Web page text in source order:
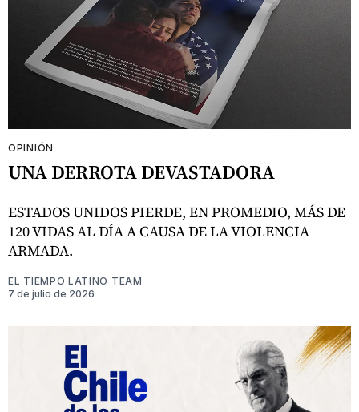
OPINIÓN
UNA DERROTA DEVASTADORA
ESTADOS UNIDOS PIERDE, EN PROMEDIO, MÁS DE
120 VIDAS AL DÍA A CAUSA DE LA VIOLENCIA
ARMADA.
EL TIEMPO LATINO TEAM
7 de julio de 2026